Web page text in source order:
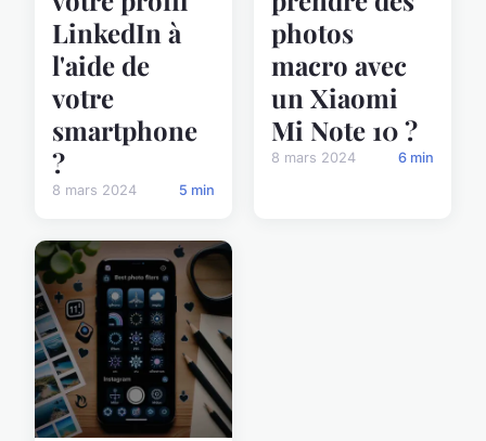
LinkedIn à
l'aide de
votre
smartphone
?
8 mars 2024 5 min
photos
macro avec
un Xiaomi
Mi Note 10 ?
8 mars 2024 6 min